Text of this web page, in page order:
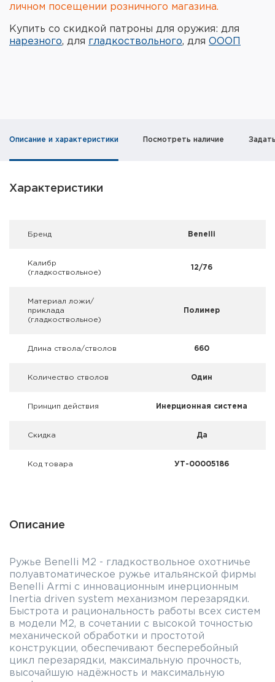
Фальшпатроны
Оружейные шкафы и сейфы
Сигнальные средства
Дартс
личном посещении розничного магазина.
Купить со скидкой патроны для оружия: для
нарезного, для гладкоствольного, для ОООП
Описание и характеристики Посмотреть наличие
Характеристики
Брeнд Benelli
Калибр
(гладкоствольное)
12/76
Материал ложи/
приклада
(гладкоствольное)
Полимер
Длина ствола/стволов 660
Количество стволов Один
Принцип действия Инерционная система
Скидка Да
Код товара УТ-00005186
Описание
Ружье Benelli M2 - гладкоствольное охотничье
полуавтоматическое ружье итальянской фирмы
Benelli Armi с инновационным инерционным
Inertia driven system механизмом перезарядки.
Быстрота и рациональность работы всех систем
в модели М2, в сочетании с высокой точностью
механической обработки и простотой
конструкции, обеспечивают бесперебойный
цикл перезарядки, максимальную прочность,
высочайшую надёжность и максимальную